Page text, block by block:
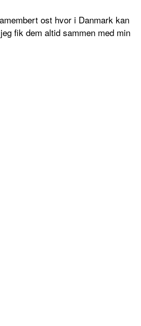
ost hvor i Danmark kan
fik dem altid sammen med min